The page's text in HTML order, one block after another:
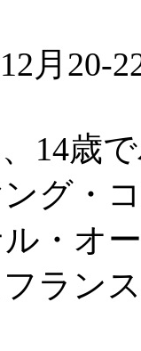
月20-
14歳
グ・
・オ
ラン